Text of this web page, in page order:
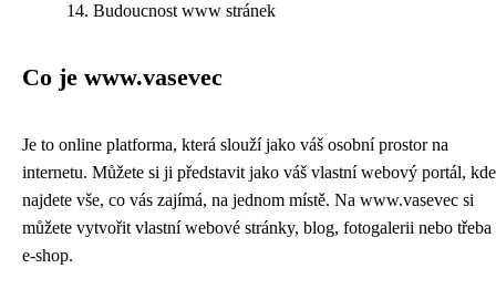
Budoucnost www stránek
Co je www.vasevec
Je to online platforma, která slouží jako váš osobní prostor na
internetu. Můžete si ji představit jako váš vlastní webový portál, kde
najdete vše, co vás zajímá, na jednom místě. Na www.vasevec si
můžete vytvořit vlastní webové stránky, blog, fotogalerii nebo třeba
e-shop.